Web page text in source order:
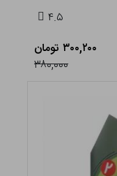
۴.۵
۳۰۰,۲۰۰ تومان
۳۸۰,۰۰۰